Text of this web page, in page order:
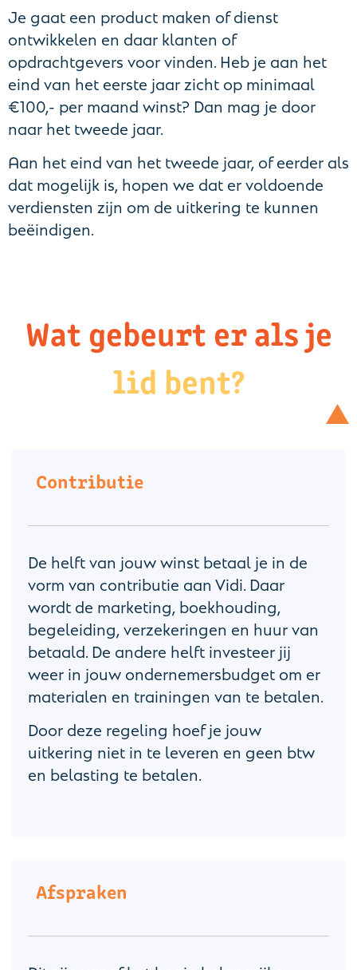
Je gaat een product maken of dienst
ontwikkelen en daar klanten of
opdrachtgevers voor vinden. Heb je aan het
eind van het eerste jaar zicht op minimaal
€100,- per maand winst? Dan mag je door
naar het tweede jaar.
Aan het eind van het tweede jaar, of eerder als
dat mogelijk is, hopen we dat er voldoende
verdiensten zijn om de uitkering te kunnen
beëindigen.
Wat gebeurt er als je
lid bent?
Contributie
De helft van jouw winst betaal je in de
vorm van contributie aan Vidi. Daar
wordt de marketing, boekhouding,
begeleiding, verzekeringen en huur van
betaald. De andere helft investeer jij
weer in jouw ondernemersbudget om er
materialen en trainingen van te betalen.
Door deze regeling hoef je jouw
uitkering niet in te leveren en geen btw
en belasting te betalen.
Afspraken